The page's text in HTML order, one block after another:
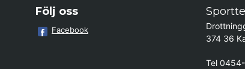
Följ oss
Facebook
374 36
Tel